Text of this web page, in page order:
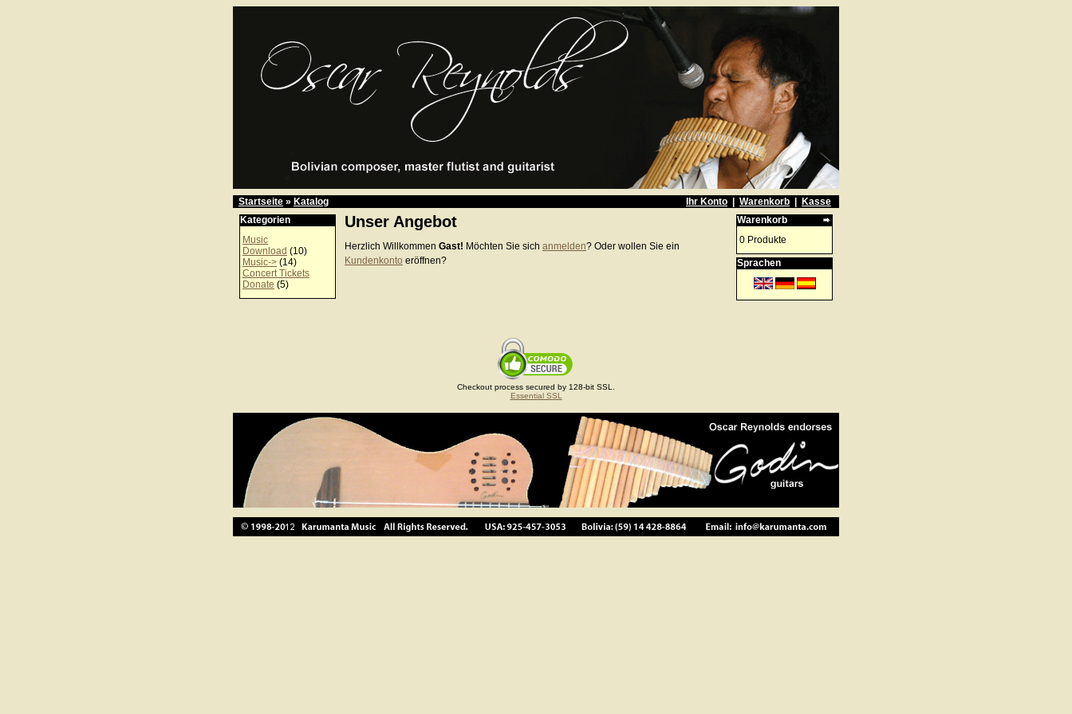
Startseite » Katalog Ihr Konto Warenkorb
Kasse
Kategorien
Music
Download (10)
Music-> (14)
Concert Tickets
Donate (5)
Unser Angebot
Herzlich Willkommen Gast! Möchten Sie sich anmelden? Oder wollen Sie ein
Kundenkonto eröffnen?
Warenkorb
0 Produkte
Sprachen
Checkout process secured by 128-bit SSL.
Essential SSL